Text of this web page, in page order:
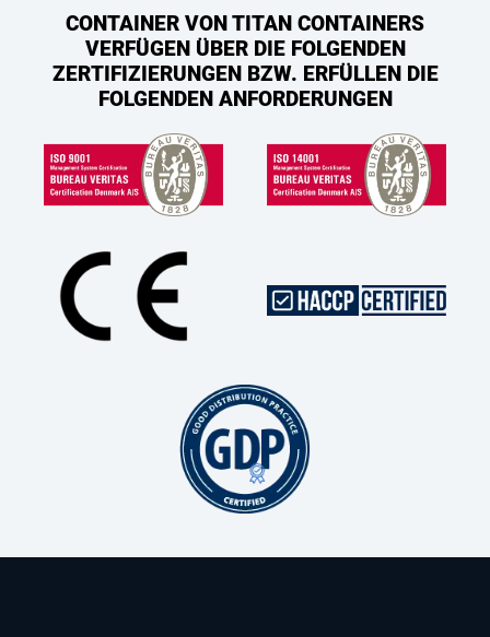
CONTAINER VON TITAN CONTAINERS
VERFÜGEN ÜBER DIE FOLGENDEN
ZERTIFIZIERUNGEN BZW. ERFÜLLEN DIE
FOLGENDEN ANFORDERUNGEN